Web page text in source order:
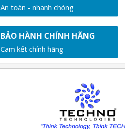
An toàn - nhanh chóng
BẢO HÀNH CHÍNH HÃNG
Cam kết chính hãng